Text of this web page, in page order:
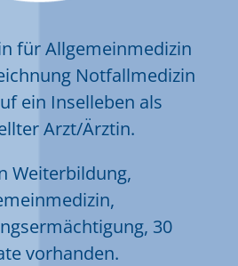
für Allgemeinmedizin
Notfallmedizin
ein Inselleben als
Arzt/Ärztin.
Weiterbildung,
30
vorhanden.